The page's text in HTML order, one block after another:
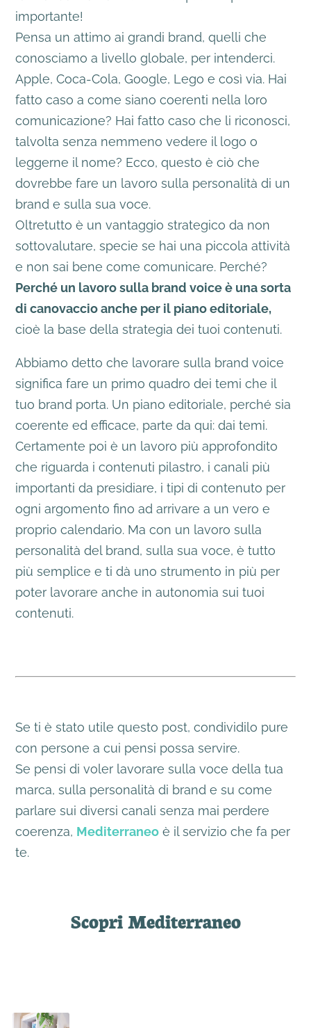
importante!
Pensa un attimo ai grandi brand, quelli che
conosciamo a livello globale, per intenderci.
Apple, Coca-Cola, Google, Lego e così via. Hai
fatto caso a come siano coerenti nella loro
comunicazione? Hai fatto caso che li riconosci,
talvolta senza nemmeno vedere il logo o
leggerne il nome? Ecco, questo è ciò che
dovrebbe fare un lavoro sulla personalità di un
brand e sulla sua voce.
Oltretutto è un vantaggio strategico da non
sottovalutare, specie se hai una piccola attività
e non sai bene come comunicare. Perché?
Perché un lavoro sulla brand voice è una sorta
di canovaccio anche per il piano editoriale,
cioè la base della strategia dei tuoi contenuti.
Abbiamo detto che lavorare sulla brand voice
significa fare un primo quadro dei temi che il
tuo brand porta. Un piano editoriale, perché sia
coerente ed efficace, parte da qui: dai temi.
Certamente poi è un lavoro più approfondito
che riguarda i contenuti pilastro, i canali più
importanti da presidiare, i tipi di contenuto per
ogni argomento fino ad arrivare a un vero e
proprio calendario. Ma con un lavoro sulla
personalità del brand, sulla sua voce, è tutto
più semplice e ti dà uno strumento in più per
poter lavorare anche in autonomia sui tuoi
contenuti.
Se ti è stato utile questo post, condividilo pure
con persone a cui pensi possa servire.
Se pensi di voler lavorare sulla voce della tua
marca, sulla personalità di brand e su come
parlare sui diversi canali senza mai perdere
coerenza, Mediterraneo è il servizio che fa per
te.
Scopri Mediterraneo